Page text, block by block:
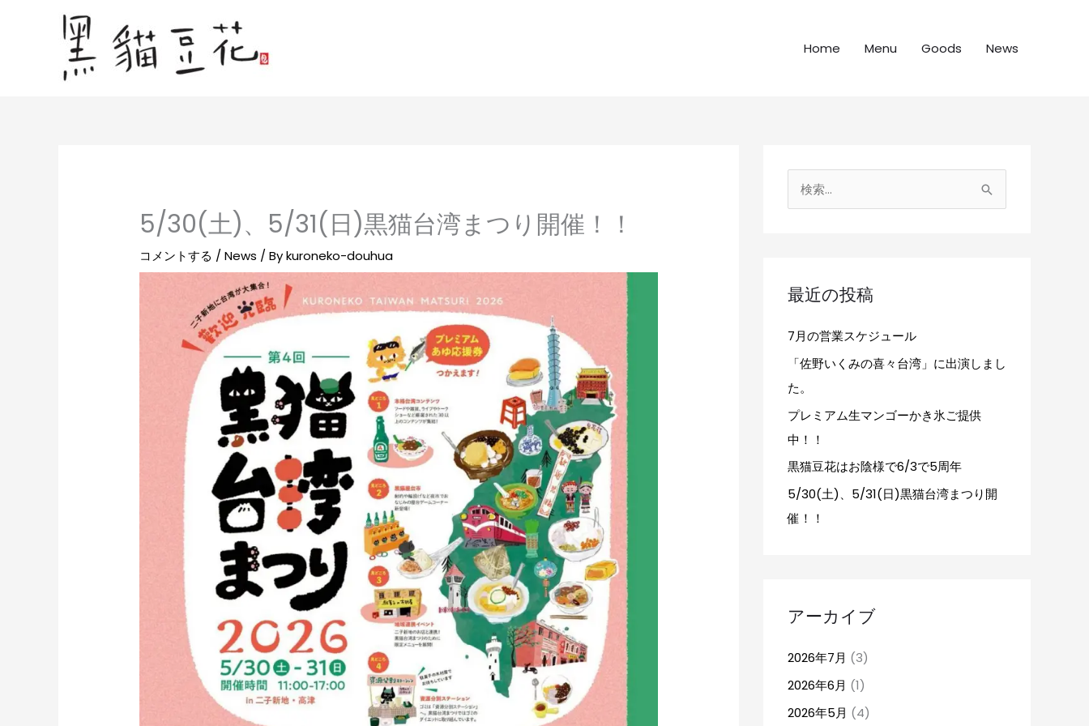
Home Menu Goods News
5/30(土)、5/31(日)黒猫台湾まつり開催！！
コメントする /News / Bykuroneko-douhua
:最近の投稿
7月の営業スケジュール
「佐野いくみの喜々台湾」に出演しまし
た。
プレミアム生マンゴーかき氷ご提供
中！！
黒猫豆花はお陰様で6/3で5周年
5/30(土)、5/31(日)黒猫台湾まつり開
催！！
アーカイブ
2026年7月 (3)
2026年6月 (1)
2026年5月 (4)